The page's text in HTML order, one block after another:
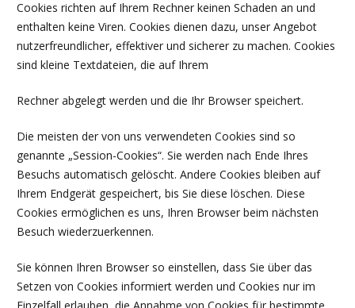
Cookies richten auf Ihrem Rechner keinen Schaden an und
enthalten keine Viren. Cookies dienen dazu, unser Angebot
nutzerfreundlicher, effektiver und sicherer zu machen. Cookies
sind kleine Textdateien, die auf Ihrem
Rechner abgelegt werden und die Ihr Browser speichert.
Die meisten der von uns verwendeten Cookies sind so
genannte „Session-Cookies“. Sie werden nach Ende Ihres
Besuchs automatisch gelöscht. Andere Cookies bleiben auf
Ihrem Endgerät gespeichert, bis Sie diese löschen. Diese
Cookies ermöglichen es uns, Ihren Browser beim nächsten
Besuch wiederzuerkennen.
Sie können Ihren Browser so einstellen, dass Sie über das
Setzen von Cookies informiert werden und Cookies nur im